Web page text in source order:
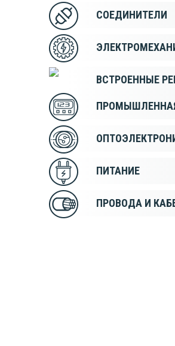
СОЕДИНИТЕЛИ
ВСТРОЕННЫЕ
ПИТАНИЕ
ПРОВОДА И